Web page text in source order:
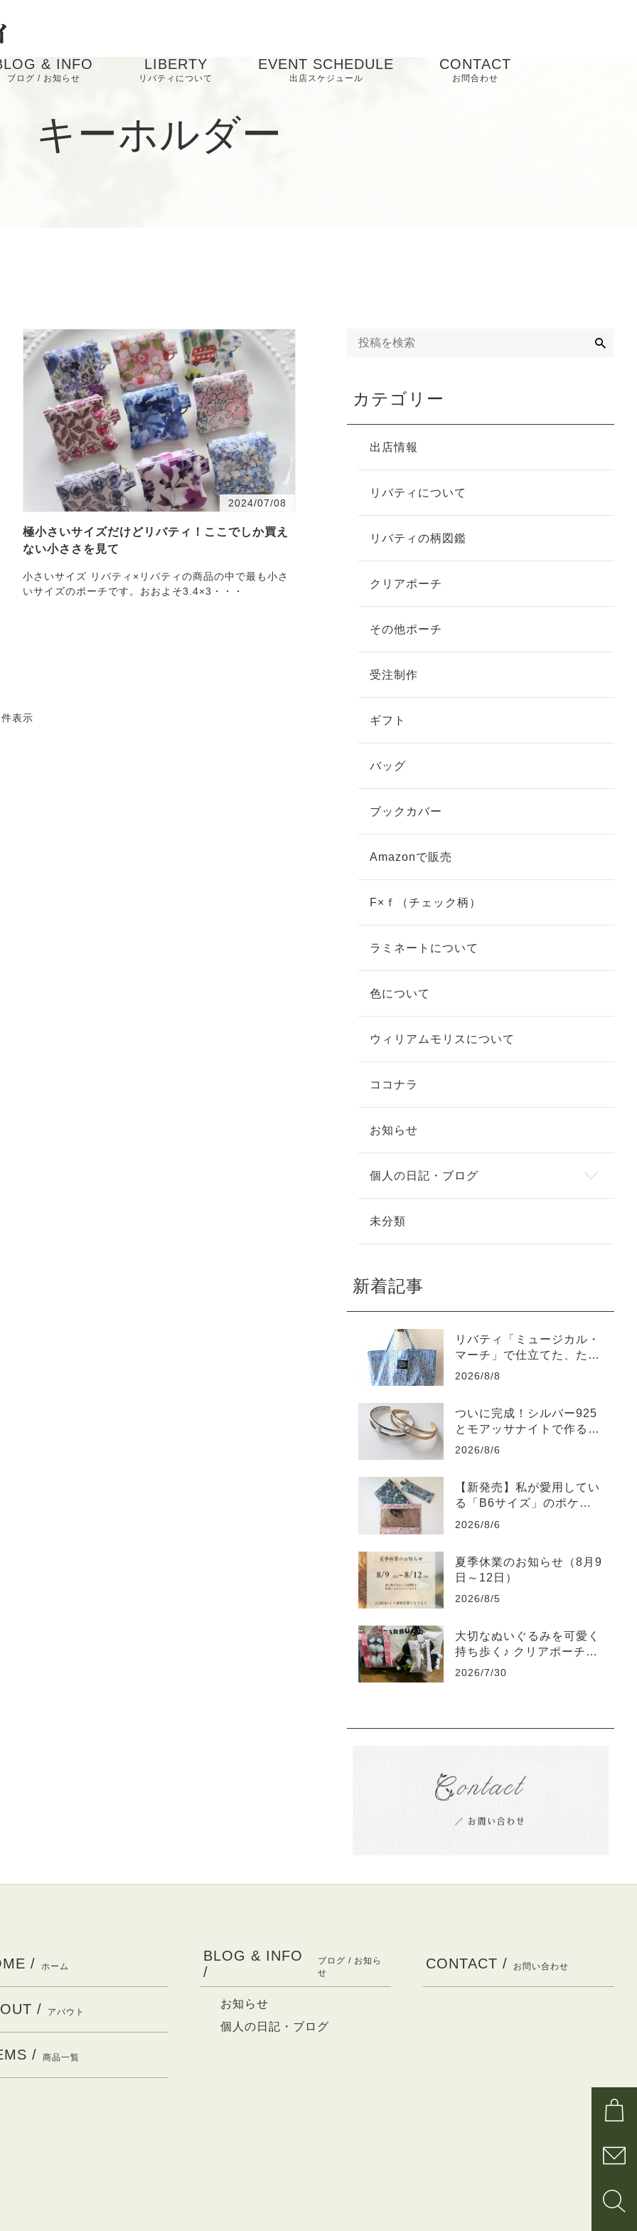
& INFO
ブログ / お知らせ
LIBERTY
リバティについて
EVENT SCHEDULE
出店スケジュール
CONTACT
お問合わせ
キーホルダー
2024/07/08
極小さいサイズだけどリバティ！ここでしか買え
ない小ささを見て
小さいサイズ リバティ×リバティの商品の中で最も小さ
いサイズのポーチです。おおよそ3.4×3・・・
表示
カテゴリー
出店情報
リバティについて
リバティの柄図鑑
クリアポーチ
その他ポーチ
受注制作
ギフト
バッグ
ブックカバー
Amazonで販売
F×ｆ（チェック柄）
ラミネートについて
色について
ウィリアムモリスについて
ココナラ
お知らせ
個人の日記・ブログ
未分類
新着記事
リバティ「ミュージカル・
マーチ」で仕立てた、たっ
ぷり入るラミネートトート
2026/8/8
ついに完成！シルバー925
とモアッサナイトで作る自
分だけのバングル
2026/8/6
【新発売】私が愛用してい
る「B6サイズ」のポケッ
トポーチを販売します
2026/8/6
夏季休業のお知らせ（8月9
日～12日）
2026/8/5
大切なぬいぐるみを可愛く
持ち歩く♪ クリアポーチの
素敵な使い方をご紹介
2026/7/30
/ ホーム
/ アバウト
/ 商品一覧
BLOG & INFO
/
ブログ / お知ら
せ
お知らせ
個人の日記・ブログ
CONTACT / お問い合わせ